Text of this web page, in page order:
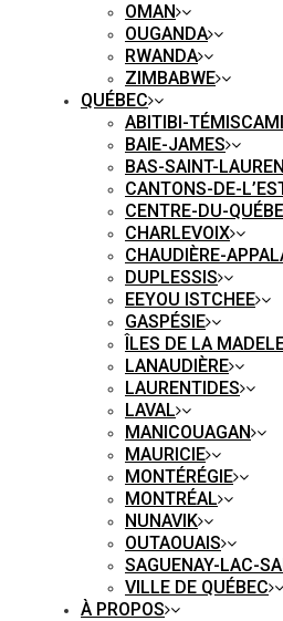
OMAN
OUGANDA
RWANDA
ZIMBABWE
QUÉBEC
ABITIBI-
BAIE-JAMES
BAS-SAINT-
CANTONS-DE-
CENTRE-DU-
CHARLEVOIX
CHAUDIÈRE-
DUPLESSIS
EEYOU ISTCHEE
GASPÉSIE
ÎLES DE LA
LANAUDIÈRE
LAURENTIDES
LAVAL
MANICOUAGAN
MAURICIE
MONTÉRÉGIE
MONTRÉAL
NUNAVIK
OUTAOUAIS
SAGUENAY-LAC-
VILLE DE QUÉBEC
À PROPOS